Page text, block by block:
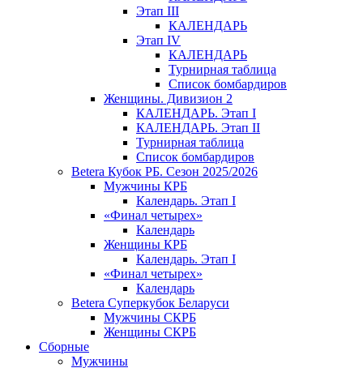
Этап III
КАЛЕНДАРЬ
Этап IV
КАЛЕНДАРЬ
Турнирная таблица
Список бомбардиров
Женщины. Дивизион 2
КАЛЕНДАРЬ. Этап I
КАЛЕНДАРЬ. Этап II
Турнирная таблица
Список бомбардиров
Betera Кубок РБ. Сезон 2025/2026
Мужчины КРБ
Календарь. Этап I
«Финал четырех»
Календарь
Женщины КРБ
Календарь. Этап I
«Финал четырех»
Календарь
Betera Суперкубок Беларуси
Мужчины СКРБ
Женщины СКРБ
Сборные
Мужчины